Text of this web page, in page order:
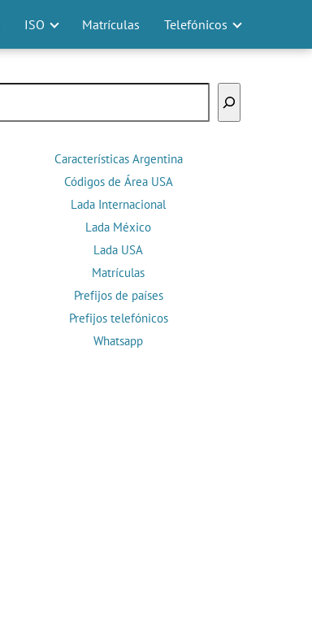
ISO Matrículas Telefónicos
Características Argentina
Códigos de Área USA
Lada Internacional
Lada México
Lada USA
Matrículas
Prefijos de países
Prefijos telefónicos
Whatsapp